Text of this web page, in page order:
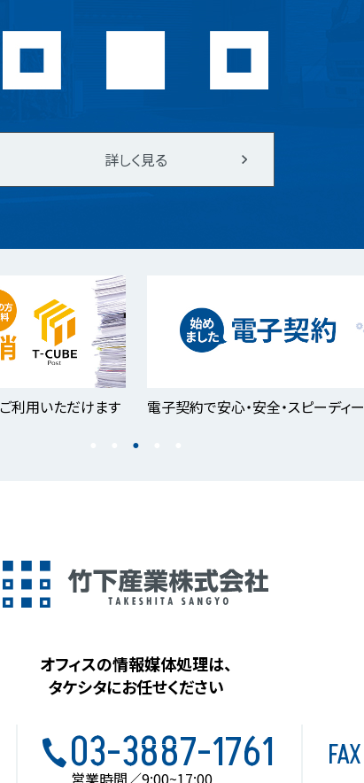
詳しく見る
利用いただけます 電子契約で安心・安全・スピーディー
オフィスの情報媒体処理は、
タケシタにお任せください
03-3887-1761
営業時間／9:00~17:00
FAX